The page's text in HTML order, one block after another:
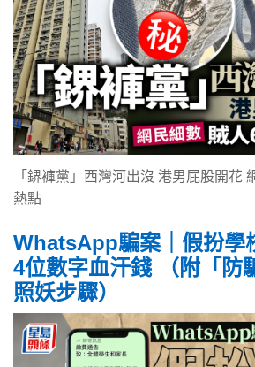
「鎅褲黨」西灣河出沒 港男屁股開花
熱點
WhatsApp騙案｜假扮學
4位數字血汗錢 （附「防
照妖步驟）